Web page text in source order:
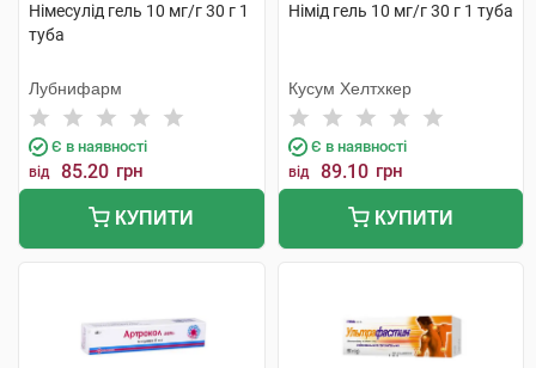
Німесулід гель 10 мг/г 30 г 1
туба
Лубнифарм
Є в наявності
від 85.20 грн
КУПИТИ
Німід гель 10 мг/г 30 г 1 туба
Кусум Хелтхкер
Є в наявності
від 89.10 грн
КУПИТИ